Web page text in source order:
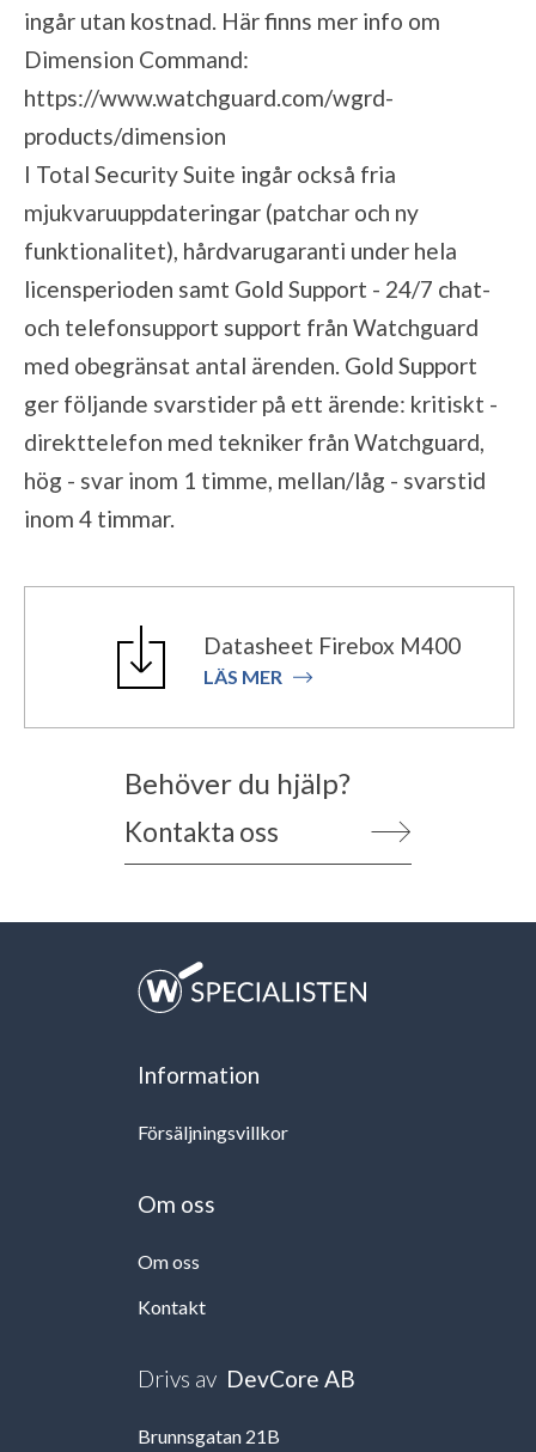
ingår utan kostnad. Här finns mer info om
Dimension Command:
https://www.watchguard.com/wgrd-
products/dimension
I Total Security Suite ingår också fria
mjukvaruuppdateringar (patchar och ny
funktionalitet), hårdvarugaranti under hela
licensperioden samt Gold Support - 24/7 chat-
och telefonsupport support från Watchguard
med obegränsat antal ärenden. Gold Support
ger följande svarstider på ett ärende: kritiskt -
direkttelefon med tekniker från Watchguard,
hög - svar inom 1 timme, mellan/låg - svarstid
inom 4 timmar.
Datasheet Firebox M400
LÄS MER
Behöver du hjälp?
Kontakta oss
Information
Försäljningsvillkor
Om oss
Om oss
Kontakt
Drivs av DevCore AB
Brunnsgatan 21B